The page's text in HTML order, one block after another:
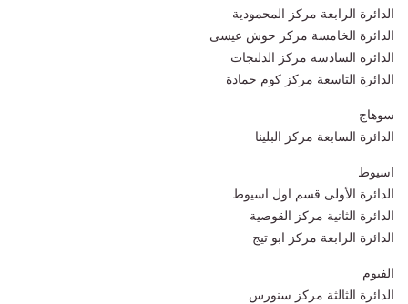
الدائرة الرابعة مركز المحمودية
الدائرة الخامسة مركز حوش عيسى
الدائرة السادسة مركز الدلنجات
الدائرة التاسعة مركز كوم حمادة
سوهاج
الدائرة السابعة مركز البلينا
اسيوط
الدائرة الأولى قسم اول اسيوط
الدائرة الثانية مركز القوصية
الدائرة الرابعة مركز ابو تيج
الفيوم
الدائرة الثالثة مركز سنورس